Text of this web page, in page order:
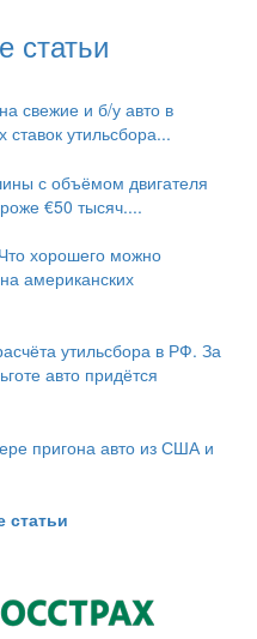
статьи
свежие и б/у авто в
ставок утильсбора...
с объёмом двигателя
€50 тысяч....
хорошего можно
американских
утильсбора в РФ. За
авто придётся
пригона авто из США и
статьи